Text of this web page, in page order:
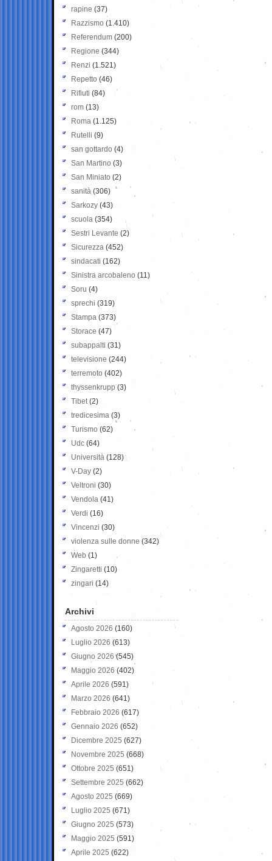
rapine (37)
Razzismo (1.410)
Referendum (200)
Regione (344)
Renzi (1.521)
Repetto (46)
Rifiuti (84)
rom (13)
Roma (1.125)
Rutelli (9)
san gottardo (4)
San Martino (3)
San Miniato (2)
sanità (306)
Sarkozy (43)
scuola (354)
Sestri Levante (2)
Sicurezza (452)
sindacati (162)
Sinistra arcobaleno (11)
Soru (4)
sprechi (319)
Stampa (373)
Storace (47)
subappalti (31)
televisione(244)
terremoto (402)
thyssenkrupp (3)
Tibet(2)
tredicesima (3)
Turismo (62)
Udc (64)
Università (128)
V-Day (2)
Veltroni (30)
Vendola (41)
Verdi (16)
Vincenzi (30)
violenza sulle donne (342)
Web (1)
Zingaretti (10)
zingari (14)
Archivi
Agosto 2026 (160)
Luglio 2026 (613)
Giugno 2026 (545)
Maggio 2026 (402)
Aprile 2026 (591)
Marzo 2026 (641)
Febbraio 2026 (617)
Gennaio 2026 (652)
Dicembre 2025 (627)
Novembre 2025 (668)
Ottobre 2025 (651)
Settembre 2025 (662)
Agosto 2025 (669)
Luglio 2025 (671)
Giugno 2025 (573)
Maggio 2025 (591)
Aprile 2025 (622)